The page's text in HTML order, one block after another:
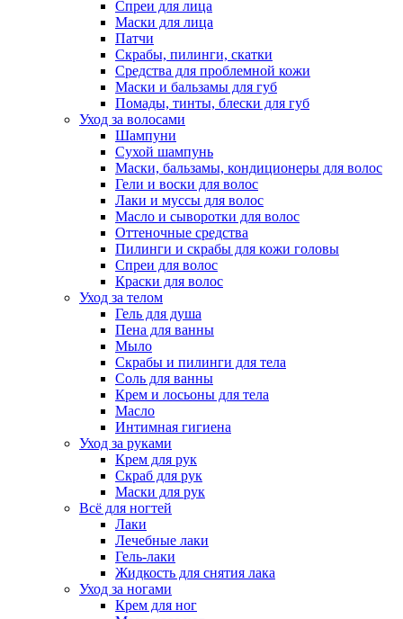
Спреи для лица
Маски для лица
Патчи
Скрабы, пилинги, скатки
Средства для проблемной кожи
Маски и бальзамы для губ
Помады, тинты, блески для губ
Уход за волосами
Шампуни
Сухой шампунь
Маски, бальзамы, кондиционеры для волос
Гели и воски для волос
Лаки и муссы для волос
Масло и сыворотки для волос
Оттеночные средства
Пилинги и скрабы для кожи головы
Спреи для волос
Краски для волос
Уход за телом
Гель для душа
Пена для ванны
Мыло
Скрабы и пилинги для тела
Соль для ванны
Крем и лосьоны для тела
Масло
Интимная гигиена
Уход за руками
Крем для рук
Скраб для рук
Маски для рук
Всё для ногтей
Лаки
Лечебные лаки
Гель-лаки
Жидкость для снятия лака
Уход за ногами
Крем для ног